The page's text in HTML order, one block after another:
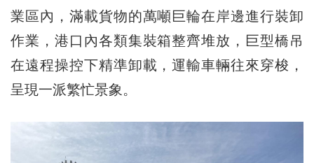
業區內，滿載貨物的萬噸巨輪在岸邊進行裝卸
作業，港口內各類集裝箱整齊堆放，巨型橋吊
在遠程操控下精準卸載，運輸車輛往來穿梭，
呈現一派繁忙景象。